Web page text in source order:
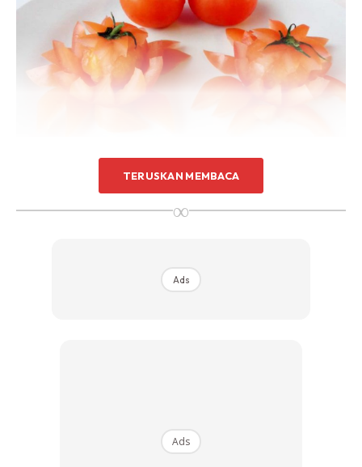
Tomato boleh dipelbagaikan cara hidangannya sama ada
boleh terus dimakan begitu sahaja, dibuat jus, sos, masakan
bergoreng atau berkuah, dibuat sambal goreng mahupun
menstabilkan kadar kolesterol dalam tubuh. Selain itu,
tomato juga menjadi sumber vitamin B6 yang boleh
TERUSKAN MEMBACA
∞
Ads
Ads